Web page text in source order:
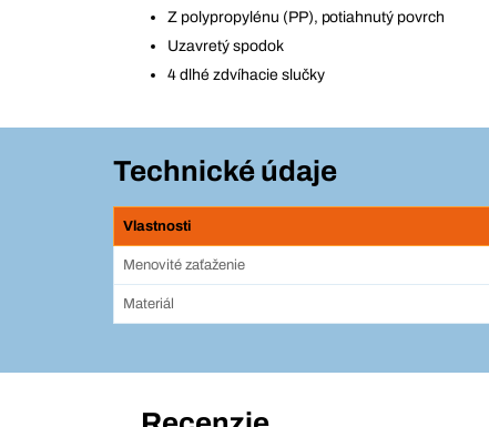
Z polypropylénu (PP), potiahnutý povrch
Uzavretý spodok
4 dlhé zdvíhacie slučky
Technické údaje
Vlastnosti
Menovité zaťaženie
Materiál